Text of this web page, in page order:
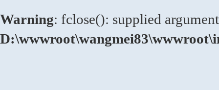
Warning: fclose(): supplied